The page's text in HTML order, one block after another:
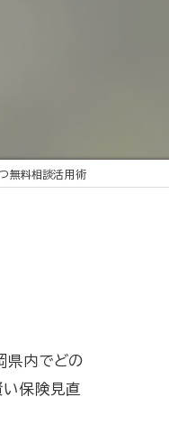
無料相談活用術
県内でどの
い保険見直